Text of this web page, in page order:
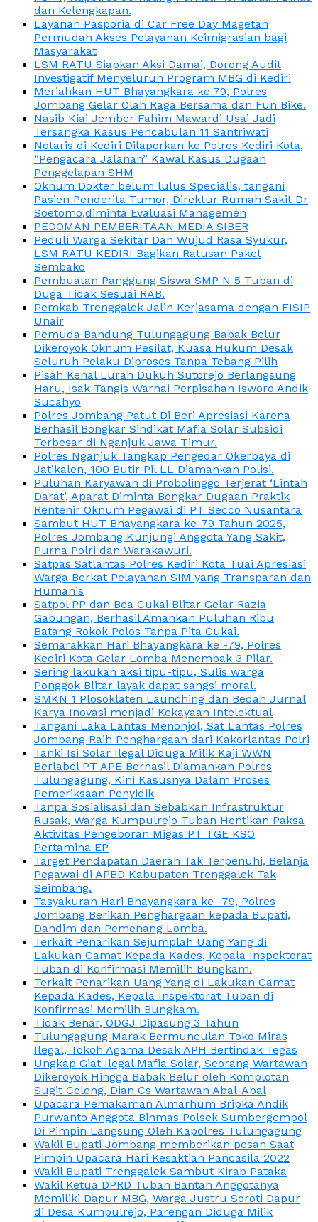
dan Kelengkapan.
Layanan Pasporia di Car Free Day Magetan
Permudah Akses Pelayanan Keimigrasian bagi
Masyarakat
LSM RATU Siapkan Aksi Damai, Dorong Audit
Investigatif Menyeluruh Program MBG di Kediri
Meriahkan HUT Bhayangkara ke 79, Polres
Jombang Gelar Olah Raga Bersama dan Fun Bike.
Nasib Kiai Jember Fahim Mawardi Usai Jadi
Tersangka Kasus Pencabulan 11 Santriwati
Notaris di Kediri Dilaporkan ke Polres Kediri Kota,
“Pengacara Jalanan” Kawal Kasus Dugaan
Penggelapan SHM
Oknum Dokter belum lulus Specialis, tangani
Pasien Penderita Tumor, Direktur Rumah Sakit Dr
Soetomo,diminta Evaluasi Managemen
PEDOMAN PEMBERITAAN MEDIA SIBER
Peduli Warga Sekitar Dan Wujud Rasa Syukur,
LSM RATU KEDIRI Bagikan Ratusan Paket
Sembako
Pembuatan Panggung Siswa SMP N 5 Tuban di
Duga Tidak Sesuai RAB.
Pemkab Trenggalek Jalin Kerjasama dengan FISIP
Unair
Pemuda Bandung Tulungagung Babak Belur
Dikeroyok Oknum Pesilat, Kuasa Hukum Desak
Seluruh Pelaku Diproses Tanpa Tebang Pilih
Pisah Kenal Lurah Dukuh Sutorejo Berlangsung
Haru, Isak Tangis Warnai Perpisahan Isworo Andik
Sucahyo
Polres Jombang Patut Di Beri Apresiasi Karena
Berhasil Bongkar Sindikat Mafia Solar Subsidi
Terbesar di Nganjuk Jawa Timur.
Polres Nganjuk Tangkap Pengedar Okerbaya di
Jatikalen, 100 Butir Pil LL Diamankan Polisi.
Puluhan Karyawan di Probolinggo Terjerat ‘Lintah
Darat’, Aparat Diminta Bongkar Dugaan Praktik
Rentenir Oknum Pegawai di PT Secco Nusantara
Sambut HUT Bhayangkara ke-79 Tahun 2025,
Polres Jombang Kunjungi Anggota Yang Sakit,
Purna Polri dan Warakawuri.
Satpas Satlantas Polres Kediri Kota Tuai Apresiasi
Warga Berkat Pelayanan SIM yang Transparan dan
Humanis
Satpol PP dan Bea Cukai Blitar Gelar Razia
Gabungan, Berhasil Amankan Puluhan Ribu
Batang Rokok Polos Tanpa Pita Cukai.
Semarakkan Hari Bhayangkara ke -79, Polres
Kediri Kota Gelar Lomba Menembak 3 Pilar.
Sering lakukan aksi tipu-tipu, Sulis warga
Ponggok Blitar layak dapat sangsi moral.
SMKN 1 Plosoklaten Launching dan Bedah Jurnal
Karya Inovasi menjadi Kekayaan Intelektual
Tangani Laka Lantas Menonjol, Sat Lantas Polres
Jombang Raih Penghargaan dari Kakorlantas Polri
Tanki Isi Solar Ilegal Diduga Milik Kaji WWN
Berlabel PT APE Berhasil Diamankan Polres
Tulungagung, Kini Kasusnya Dalam Proses
Pemeriksaan Penyidik
Tanpa Sosialisasi dan Sebabkan Infrastruktur
Rusak, Warga Kumpulrejo Tuban Hentikan Paksa
Aktivitas Pengeboran Migas PT TGE KSO
Pertamina EP
Target Pendapatan Daerah Tak Terpenuhi, Belanja
Pegawai di APBD Kabupaten Trenggalek Tak
Seimbang.
Tasyakuran Hari Bhayangkara ke -79, Polres
Jombang Berikan Penghargaan kepada Bupati,
Dandim dan Pemenang Lomba.
Terkait Penarikan Sejumplah Uang Yang di
Lakukan Camat Kepada Kades, Kepala Inspektorat
Tuban di Konfirmasi Memilih Bungkam.
Terkait Penarikan Uang Yang di Lakukan Camat
Kepada Kades, Kepala Inspektorat Tuban di
Konfirmasi Memilih Bungkam.
Tidak Benar, ODGJ Dipasung 3 Tahun
Tulungagung Marak Bermunculan Toko Miras
Ilegal, Tokoh Agama Desak APH Bertindak Tegas
Ungkap Giat Ilegal Mafia Solar, Seorang Wartawan
Dikeroyok Hingga Babak Belur oleh Komplotan
Sugit Celeng, Dian Cs Wartawan Abal-Abal
Upacara Pemakaman Almarhum Bripka Andik
Purwanto Anggota Binmas Polsek Sumbergempol
Di Pimpin Langsung Oleh Kapolres Tulungagung
Wakil Bupati Jombang memberikan pesan Saat
Pimpin Upacara Hari Kesaktian Pancasila 2022
Wakil Bupati Trenggalek Sambut Kirab Pataka
Wakil Ketua DPRD Tuban Bantah Anggotanya
Memiliki Dapur MBG, Warga Justru Soroti Dapur
di Desa Kumpulrejo, Parengan Diduga Milik